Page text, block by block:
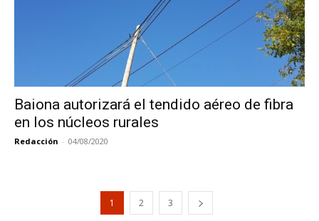
Baiona autorizará el tendido aéreo de fibra
en los núcleos rurales
Redacción - 04/08/2020
1 2 3